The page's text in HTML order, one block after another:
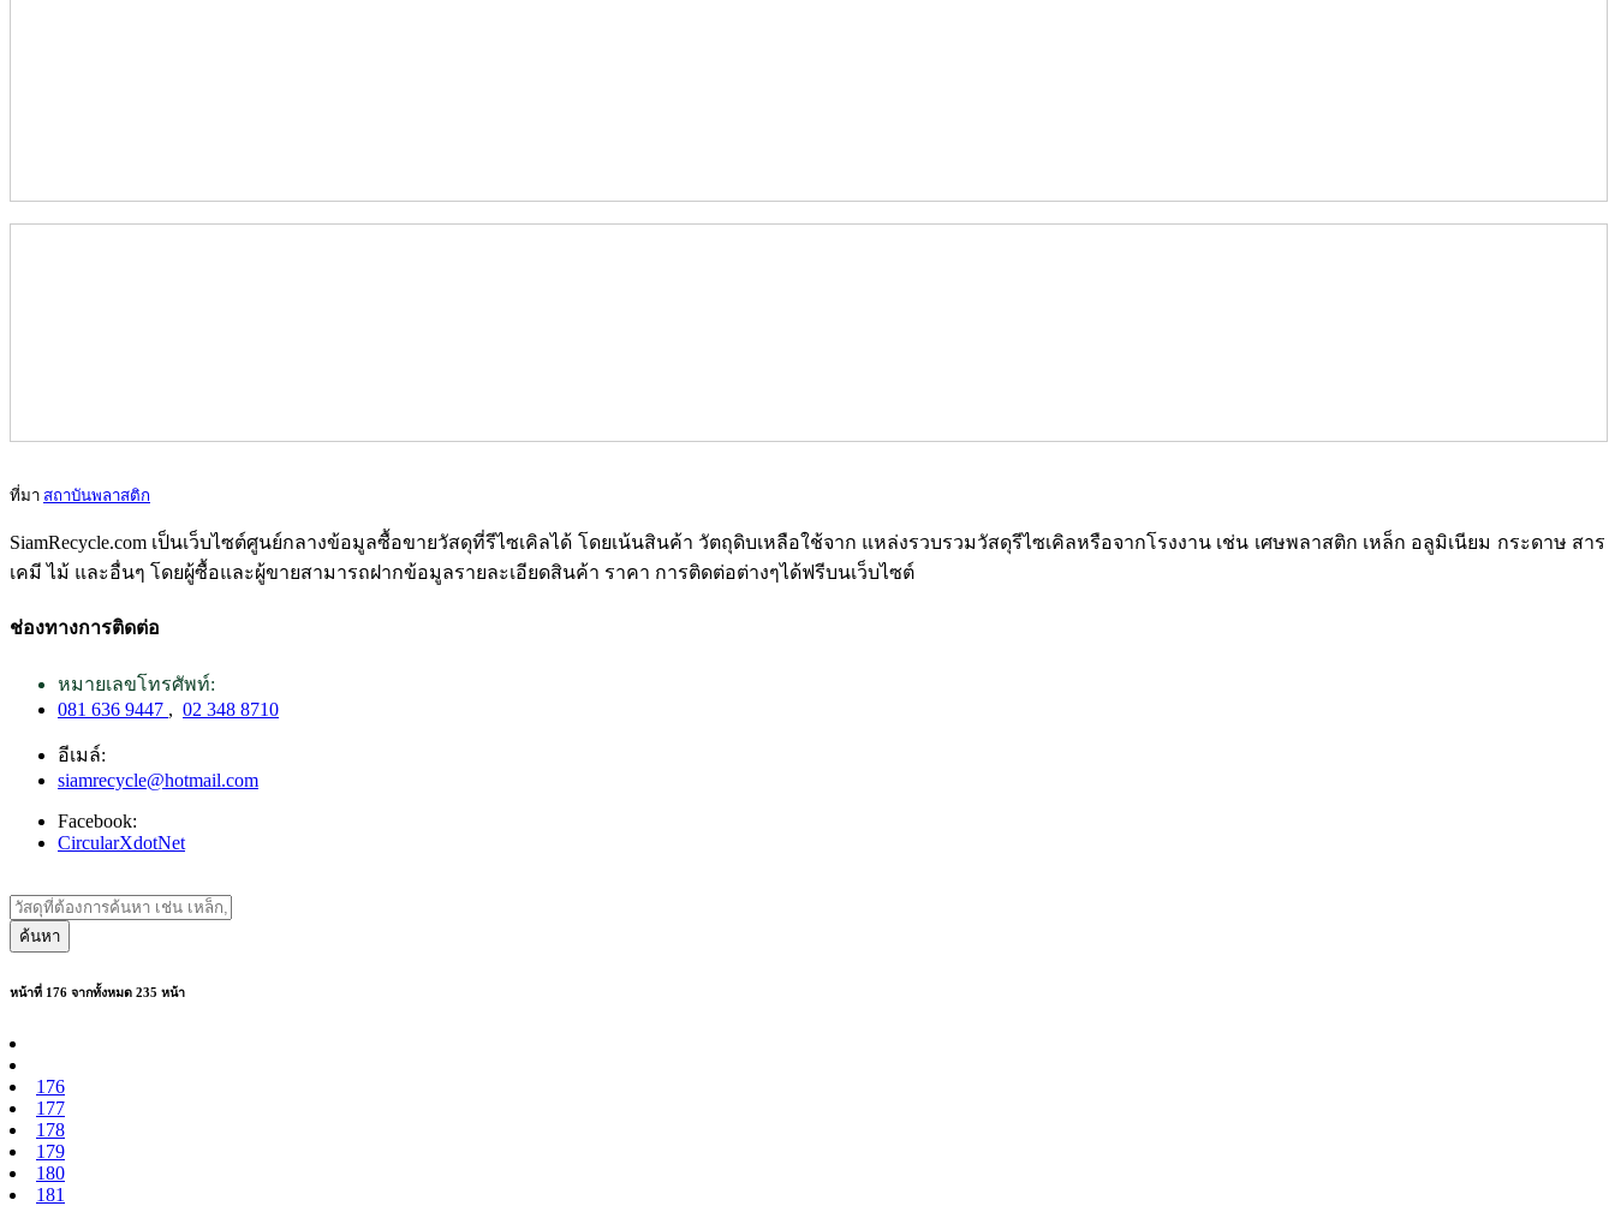
ที่มา สถาบันพลาสติก
SiamRecycle.com เป็นเว็บไซต์ศูนย์กลางข้อมูลซื้อขายวัสดุที่รีไซเคิลได้ โดยเน้นสินค้า วัตถุดิบเหลือใช้จาก แหล่งรวบรวมวัสดุรีไซเคิลหรือจากโรงงาน เช่น เศษพลาสติก เหล็ก อลูมิเนียม กระดาษ สาร
เคมี ไม้ และอื่นๆ โดยผู้ซื้อและผู้ขายสามารถฝากข้อมูลรายละเอียดสินค้า ราคา การติดต่อต่างๆได้ฟรีบนเว็บไซต์
ช่องทางการติดต่อ
หมายเลขโทรศัพท์:
081 636 9447 , 02 348 8710
อีเมล์:
siamrecycle@hotmail.com
Facebook:
CircularXdotNet
ค้นหา
หน้าที่ 176 จากทั้งหมด 235 หน้า
176
177
178
179
180
181